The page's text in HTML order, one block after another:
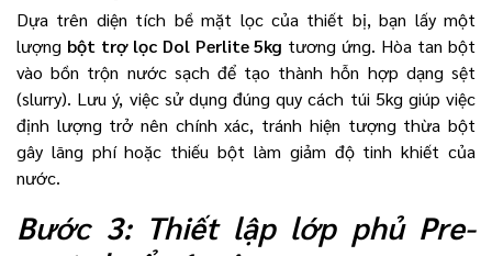
Dựa trên diện tích bề mặt lọc của thiết bị, bạn lấy một
lượng bột trợ lọc Dol Perlite 5kg tương ứng. Hòa tan bột
vào bồn trộn nước sạch để tạo thành hỗn hợp dạng sệt
(slurry). Lưu ý, việc sử dụng đúng quy cách túi 5kg giúp việc
định lượng trở nên chính xác, tránh hiện tượng thừa bột
gây lãng phí hoặc thiếu bột làm giảm độ tinh khiết của
nước.
Bước 3: Thiết lập lớp phủ Pre-